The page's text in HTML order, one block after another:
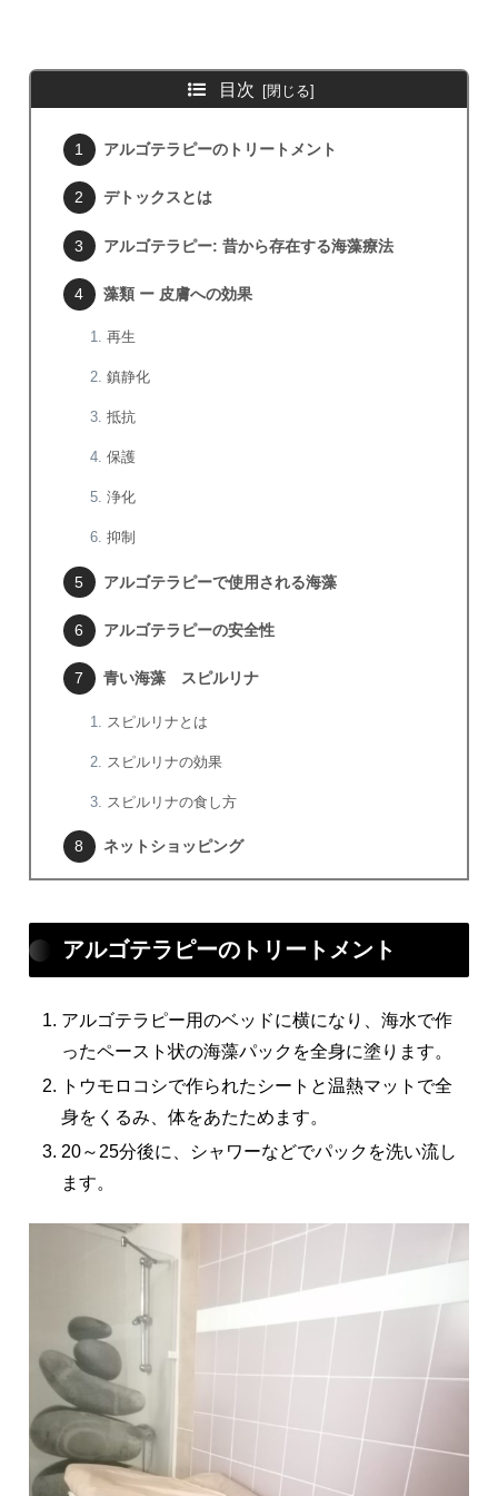
目次
アルゴテラピーのトリートメント
デトックスとは
アルゴテラピー: 昔から存在する海藻療法
藻類 ー 皮膚への効果
再生
鎮静化
抵抗
保護
浄化
抑制
アルゴテラピーで使用される海藻
アルゴテラピーの安全性
青い海藻 スピルリナ
スピルリナとは
スピルリナの効果
スピルリナの食し方
ネットショッピング
アルゴテラピーのトリートメント
アルゴテラピー用のベッドに横になり、海水で作
ったペースト状の海藻パックを全身に塗ります。
トウモロコシで作られたシートと温熱マットで全
身をくるみ、体をあたためます。
20～25分後に、シャワーなどでパックを洗い流し
ます。